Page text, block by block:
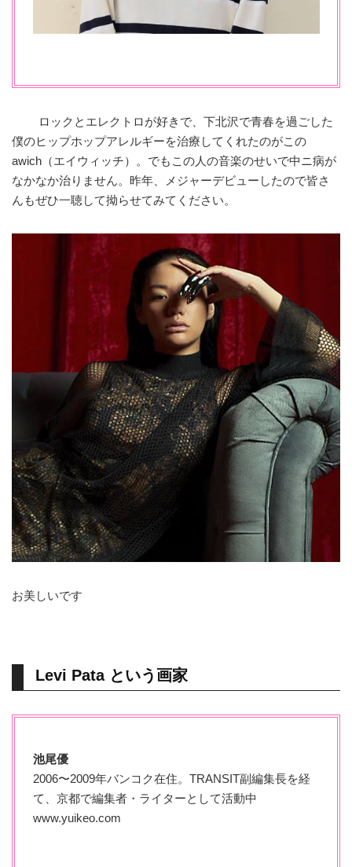
ロックとエレクトロが好きで、下北沢で青春を過ごした
僕のヒップホップアレルギーを治療してくれたのがこの
awich（エイウィッチ）。でもこの人の音楽のせいで中ニ病が
なかなか治りません。昨年、メジャーデビューしたので皆さ
んもぜひ一聴して拗らせてみてください。
お美しいです
Levi Pata という画家
池尾優
2006〜2009年バンコク在住。TRANSIT副編集長を経
て、京都で編集者・ライターとして活動中
www.yuikeo.com